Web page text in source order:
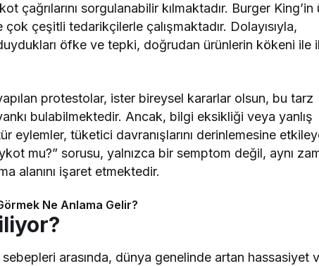
çağrılarını sorgulanabilir kılmaktadır. Burger King’in
çeşitli tedarikçilerle çalışmaktadır. Dolayısıyla,
öfke ve tepki, doğrudan ürünlerin kökeni ile
protestolar, ister bireysel kararlar olsun, bu tarz
bulabilmektedir. Ancak, bilgi eksikliği veya yanlış
eylemler, tüketici davranışlarını derinlemesine
mu?” sorusu, yalnızca bir semptom değil, aynı
alanını işaret etmektedir.
Ne Anlama Gelir?
arasında, dünya genelinde artan hassasiyet